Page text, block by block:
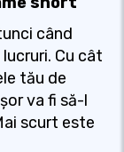
când
Cu cât
tău de
va fi să-l
scurt este